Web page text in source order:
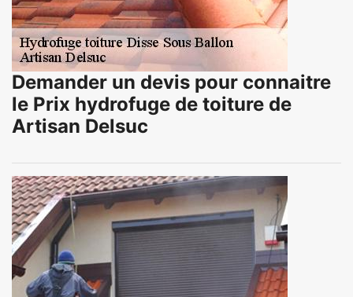
Demander un devis pour connaitre
le Prix hydrofuge de toiture de
Artisan Delsuc